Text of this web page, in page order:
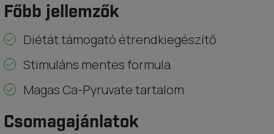
Főbb jellemzők
Diétát támogató étrendkiegészítő
Stimuláns mentes formula
Magas Ca-Pyruvate tartalom
Csomagajánlatok